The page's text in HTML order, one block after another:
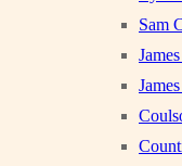
Sam